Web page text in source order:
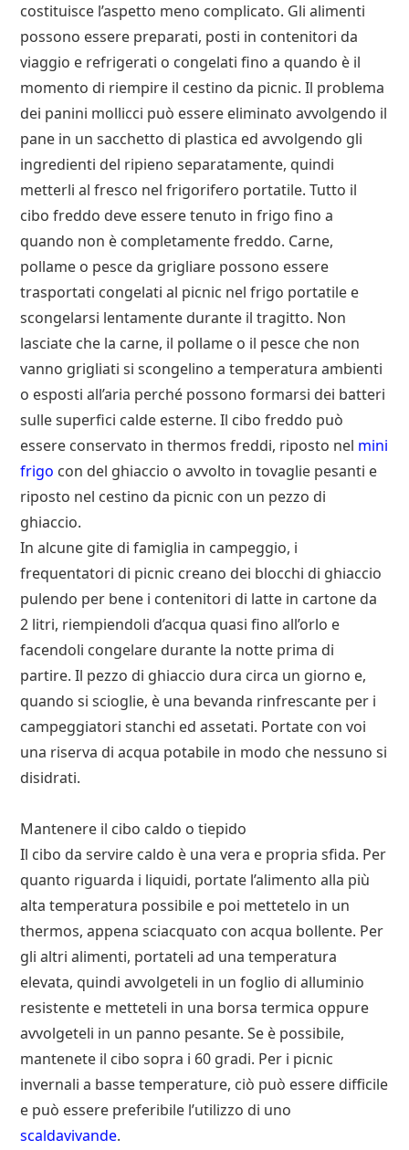
costituisce l’aspetto meno complicato. Gli alimenti
possono essere preparati, posti in contenitori da
viaggio e refrigerati o congelati fino a quando è il
momento di riempire il cestino da picnic. Il problema
dei panini mollicci può essere eliminato avvolgendo il
pane in un sacchetto di plastica ed avvolgendo gli
ingredienti del ripieno separatamente, quindi
metterli al fresco nel frigorifero portatile. Tutto il
cibo freddo deve essere tenuto in frigo fino a
quando non è completamente freddo. Carne,
pollame o pesce da grigliare possono essere
trasportati congelati al picnic nel frigo portatile e
scongelarsi lentamente durante il tragitto. Non
lasciate che la carne, il pollame o il pesce che non
vanno grigliati si scongelino a temperatura ambienti
o esposti all’aria perché possono formarsi dei batteri
sulle superfici calde esterne. Il cibo freddo può
essere conservato in thermos freddi, riposto nel mini
frigo con del ghiaccio o avvolto in tovaglie pesanti e
riposto nel cestino da picnic con un pezzo di
ghiaccio.
In alcune gite di famiglia in campeggio, i
frequentatori di picnic creano dei blocchi di ghiaccio
pulendo per bene i contenitori di latte in cartone da
2 litri, riempiendoli d’acqua quasi fino all’orlo e
facendoli congelare durante la notte prima di
partire. Il pezzo di ghiaccio dura circa un giorno e,
quando si scioglie, è una bevanda rinfrescante per i
campeggiatori stanchi ed assetati. Portate con voi
una riserva di acqua potabile in modo che nessuno si
disidrati.
Mantenere il cibo caldo o tiepido
Il cibo da servire caldo è una vera e propria sfida. Per
quanto riguarda i liquidi, portate l’alimento alla più
alta temperatura possibile e poi mettetelo in un
thermos, appena sciacquato con acqua bollente. Per
gli altri alimenti, portateli ad una temperatura
elevata, quindi avvolgeteli in un foglio di alluminio
resistente e metteteli in una borsa termica oppure
avvolgeteli in un panno pesante. Se è possibile,
mantenete il cibo sopra i 60 gradi. Per i picnic
invernali a basse temperature, ciò può essere difficile
e può essere preferibile l’utilizzo di uno
scaldavivande.